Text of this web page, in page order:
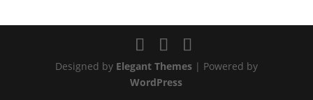
Designed by Elegant Themes| Powered by
WordPress